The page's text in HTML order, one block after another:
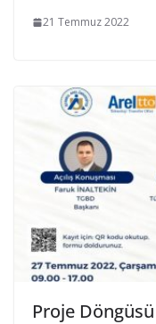
21 Temmuz 2022
Proje